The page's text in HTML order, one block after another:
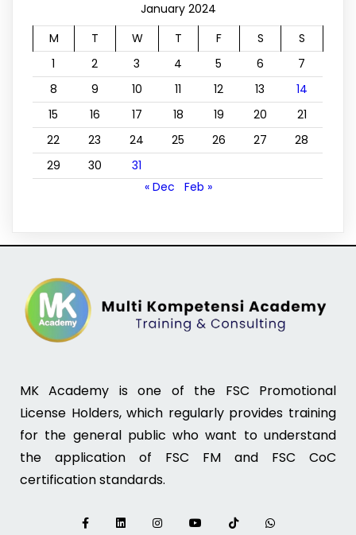
January 2024
M
T W T F S
S
1
2 3 4 5 6
7
8
9 10 11 12 13
14
15
16 17 18 19 20
21
22
23 24 25 26 27
28
29
30
31
« Dec
Feb »
MK Academy is one of the FSC Promotional
License Holders, which regularly provides training
for the general public who want to understand
the application of FSC FM and FSC CoC
certification standards.